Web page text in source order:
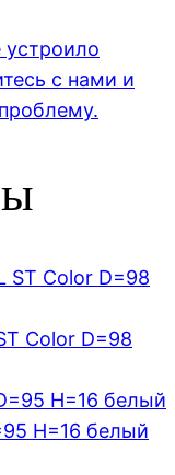
устроило
с нами и
Color D=98
H=16 белый